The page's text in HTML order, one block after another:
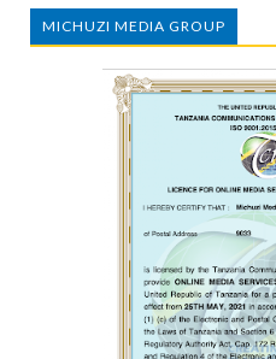
MICHUZI MEDIA GROUP